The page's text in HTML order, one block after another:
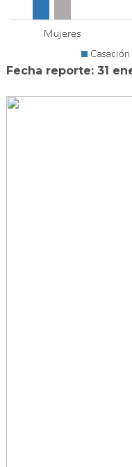
Fecha reporte: 31